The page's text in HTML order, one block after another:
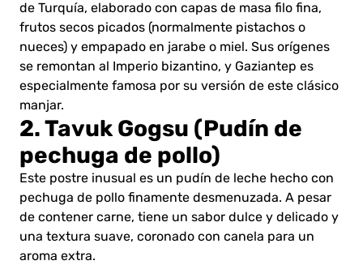
de Turquía, elaborado con capas de masa filo fina,
frutos secos picados (normalmente pistachos o
nueces) y empapado en jarabe o miel. Sus orígenes
se remontan al Imperio bizantino, y Gaziantep es
especialmente famosa por su versión de este clásico
manjar.
2. Tavuk Gogsu (Pudín de
pechuga de pollo)
Este postre inusual es un pudín de leche hecho con
pechuga de pollo finamente desmenuzada. A pesar
de contener carne, tiene un sabor dulce y delicado y
una textura suave, coronado con canela para un
aroma extra.